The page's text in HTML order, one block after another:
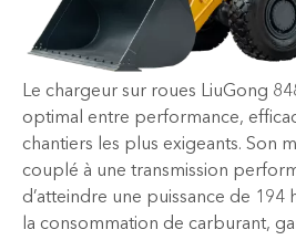
Le chargeur sur roues LiuGong
optimal entre performance,
chantiers les plus exigeants. Son
couplé à une transmission
d’atteindre une puissance de
la consommation de carburant,